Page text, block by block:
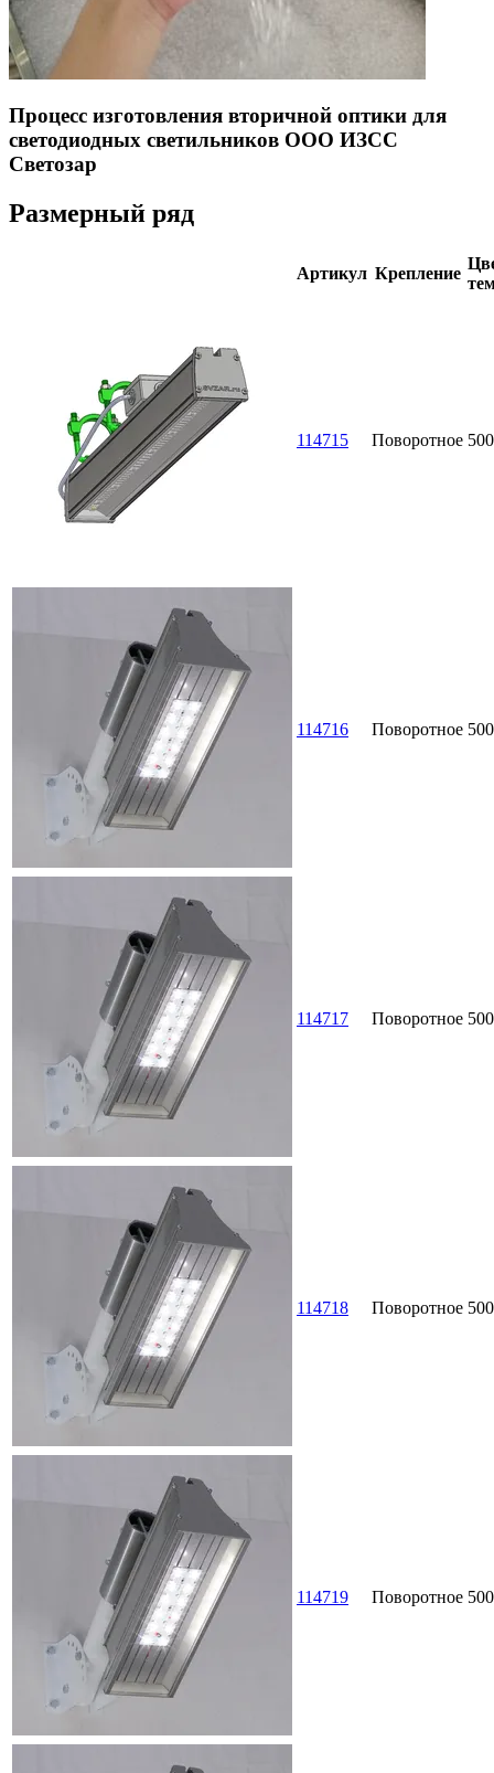
Процесс изготовления вторичной оптики для
светодиодных светильников ООО ИЗСС
Светозар
Размерный ряд
Артикул Крепление
114715 Поворотное
114716 Поворотное
114717 Поворотное
114718 Поворотное
114719 Поворотное